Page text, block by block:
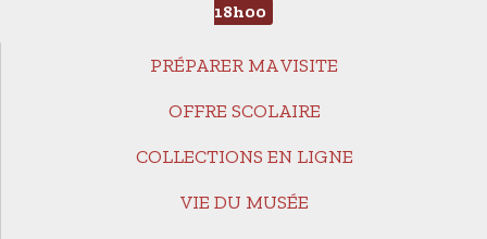
18h00
PRÉPARER MA VISITE
OFFRE SCOLAIRE
COLLECTIONS EN LIGNE
VIE DU MUSÉE